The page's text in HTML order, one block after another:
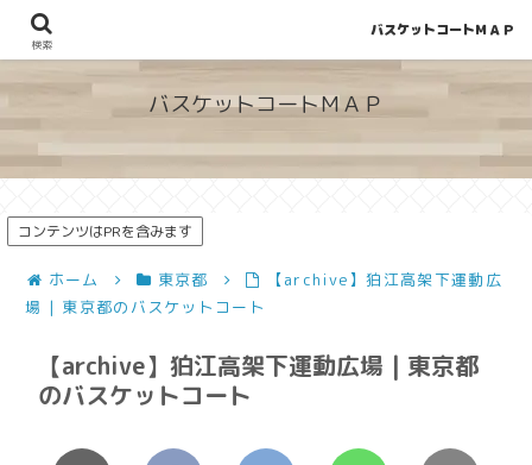
地図から探せる！穴場が見つかるバスケットコート情報
バスケットコートＭＡＰ
コンテンツはPRを含みます
ホーム 東京都
【archive】狛江高架下運動広
場 | 東京都のバスケットコート
【archive】狛江高架下運動広場 | 東京都
のバスケットコート
検索
バスケットコートＭＡＰ